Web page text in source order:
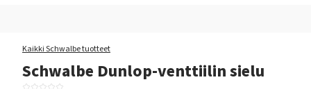
Kaikki Schwalbe tuotteet
Schwalbe Dunlop-venttiilin sielu